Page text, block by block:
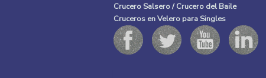
Crucero Salsero / Crucero del Baile
Cruceros en Velero para Singles